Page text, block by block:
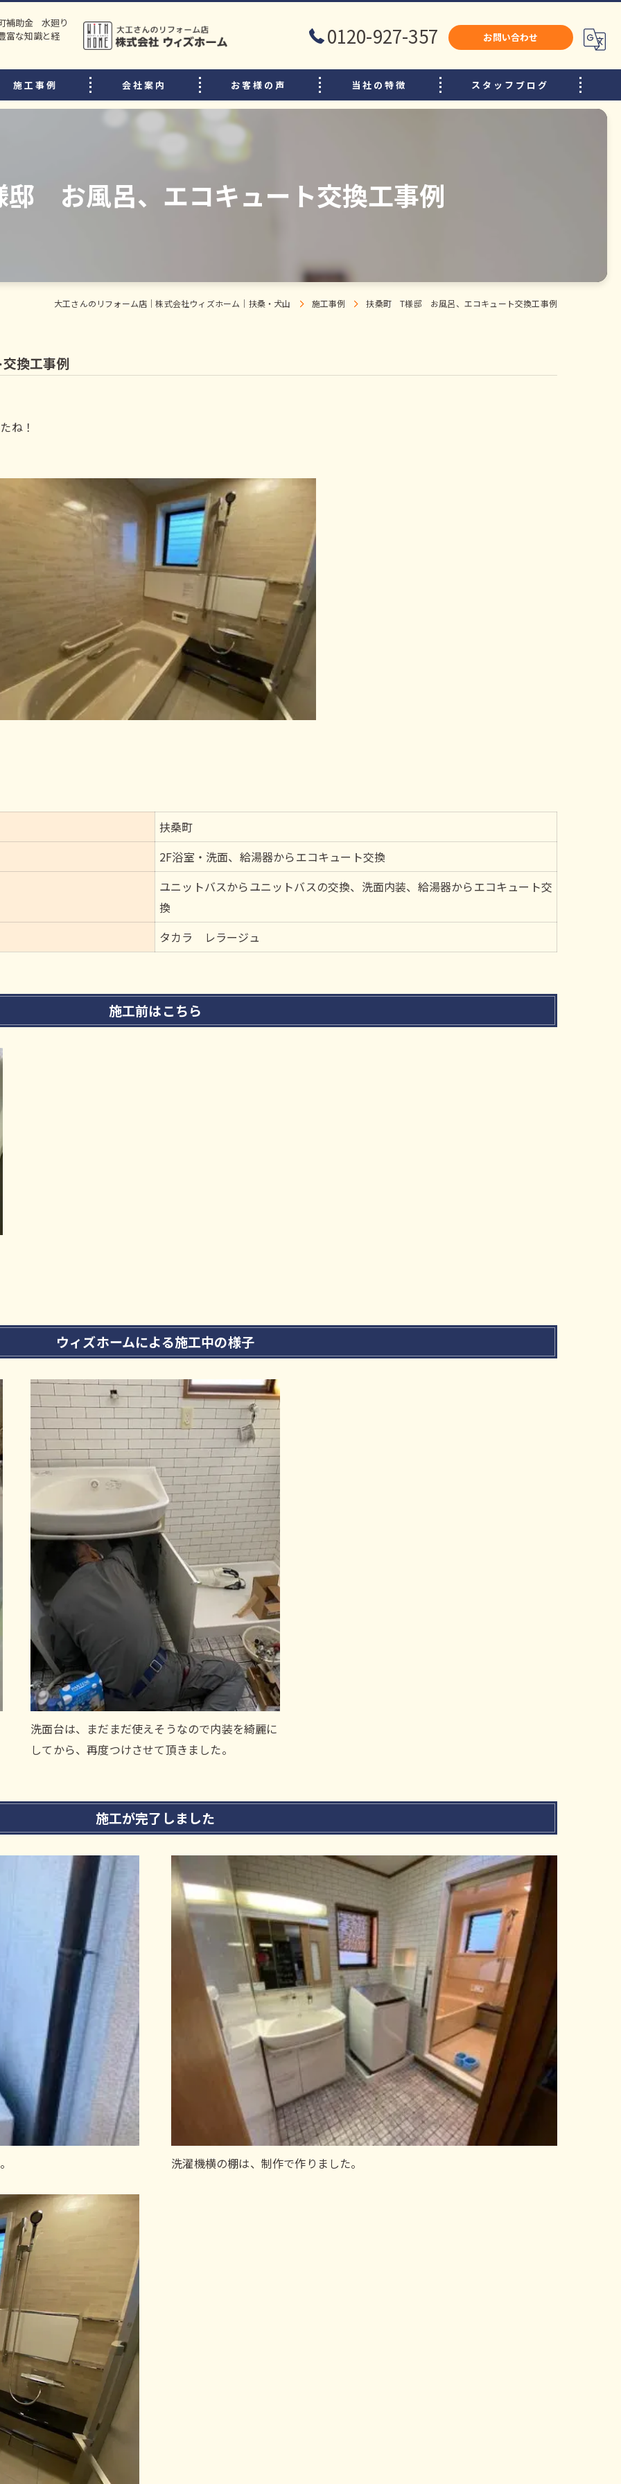
補助金 水廻り
な知識と経
0120-927-357 お問い合わせ
施工事例 会社案内
選ばれる理由
リフォームの流れ
中古住宅購入後のリフォームのポイント
お客様の声 当社の特徴
小牧市のリフォーム
増改築
スタッフブログ
お風呂、エコキュート交換工事例
大工さんのリフォーム店｜株式会社ウィズホーム｜扶桑・犬山 施工事例 扶桑町 T様邸 お風呂、エコキュート交換工事例
換工事例
ね！
扶桑町
2F浴室・洗面、給湯器からエコキュート交換
ユニットバスからユニットバスの交換、洗面内装、給湯器からエコキュート交
換
タカラ レラージュ
施工前はこちら
ウィズホームによる施工中の様子
洗面台は、まだまだ使えそうなので内装を綺麗に
してから、再度つけさせて頂きました。
施工が完了しました
洗濯機横の棚は、制作で作りました。